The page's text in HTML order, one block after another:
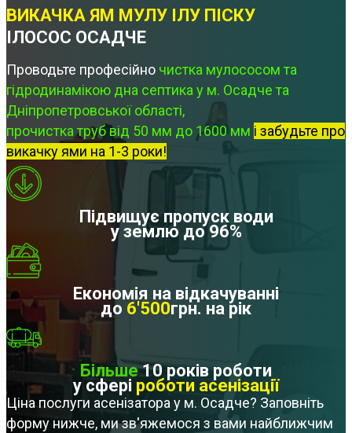
ВИКАЧКА ЯМ МУЛУ ІЛУ ПІСКУ
ІЛОСОС ОСАДЧЕ
Проводьте професійно чистка мулососом та
гідродинамікою дна септика у м. Осадче та
Дніпропетровської області,
прочистка труб від 50 мм до 1600 мм і забудьте про
викачку ями на 1-3 роки!
Підвищує пропуск води
у землю до 96%
Економія на відкачуванні
до 6'500грн. на рік
Більше10 років роботи
у сфері роботи асенізації
Ціна послуги асенізатора у м. Осадче? Заповніть
форму нижче, ми зв'яжемося з вами найближчим